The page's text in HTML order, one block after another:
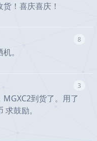
！喜庆喜庆！
8
。
3
MGXC2到货了。用了
鼓励。